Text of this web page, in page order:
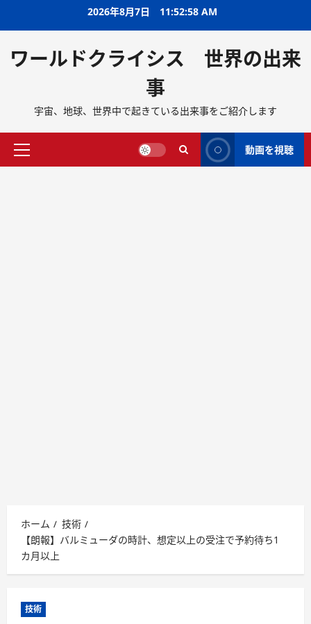
2026年8月7日 11:52:59 AM
ワールドクライシス 世界の出来
事
宇宙、地球、世界中で起きている出来事をご紹介します
動画を視聴
ホーム
技術
【朗報】バルミューダの時計、想定以上の受注で予約待ち1
カ月以上
技術